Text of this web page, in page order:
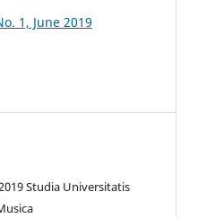
1, June 2019
Studia Universitatis